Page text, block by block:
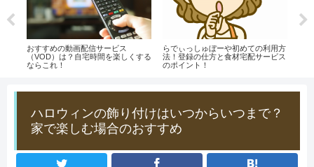
おすすめの動画配信サービス
（VOD）は？自宅時間を楽しくする
ならこれ！
らでぃっしゅぼーや初めての利用方
法！登録の仕方と食材宅配サービス
のポイント！
ハロウィンの飾り付けはいつからいつまで？
家で楽しむ場合のおすすめ